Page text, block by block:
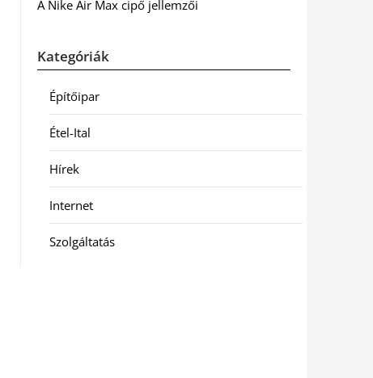
A Nike Air Max cipő jellemzői
Kategóriák
Építőipar
Étel-Ital
Hírek
Internet
Szolgáltatás